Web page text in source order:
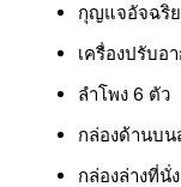
กุญแจอัจฉริ
เครื่องปรับ
ลำโพง 6 ตัว
กล่องด้านบ
กล่องล่างที่นั่